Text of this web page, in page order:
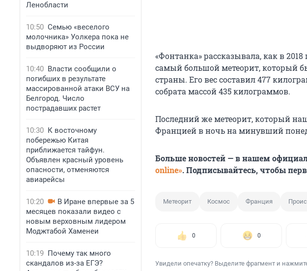
Ленобласти
10:50 Семью «веселого
молочника» Уолкера пока не
выдворяют из России
10:40 Власти сообщили о
погибших в результате
массированной атаки ВСУ на
Белгород. Число
пострадавших растет
10:30 К восточному
побережью Китая
приближается тайфун.
Объявлен красный уровень
опасности, отменяются
авиарейсы
10:20
В Иране впервые за 5
месяцев показали видео с
новым верховным лидером
Моджтабой Хаменеи
10:19 Почему так много
скандалов из-за ЕГЭ?
«Фонтанка» рассказывала, как в
самый большой метеорит, который
страны. Его вес составил 477
собрата массой 435 килограммов.
Последний же метеорит, который
Францией в ночь на минувший
Больше новостей — в нашем
online». Подписывайтесь, чтобы
Метеорит Космос Франция
0 0
Увидели опечатку? Выделите фрагмент и